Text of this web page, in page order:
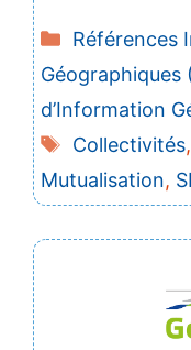
Catégories
Références
Géographiques
d’Information
Étiquettes
Collectivités,
Mutualisation,